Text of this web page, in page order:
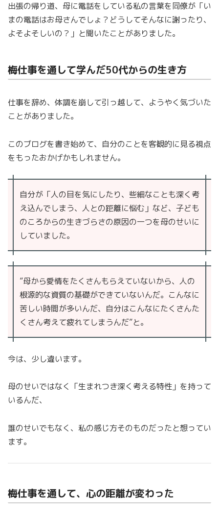
出張の帰り道、母に電話をしている私の言葉を同僚が「い
まの電話はお母さんでしょ？どうしてそんなに謝ったり、
よそよそしいの？」と聞いたことがありました。
梅仕事を通して学んだ50代からの生き方
仕事を辞め、体調を崩して引っ越して、ようやく気づいた
ことがありました。
このブログを書き始めて、自分のことを客観的に見る視点
をもったおかげかもしれません。
自分が「人の目を気にしたり、些細なことも深く考
え込んでしまう、人との距離に悩む」など、子ども
のころからの生きづらさの原因の一つを母のせいに
していました。
”母から愛情をたくさんもらえていないから、人の
根源的な資質の基礎ができていないんだ。こんなに
苦しい時間が多いんだ、自分はこんなにたくさんた
くさん考えて疲れてしまうんだ”と。
今は、少し違います。
母のせいではなく「生まれつき深く考える特性」を持って
いるんだ、
誰のせいでもなく、私の感じ方そのものだったと想ってい
ます。
梅仕事を通して、心の距離が変わった